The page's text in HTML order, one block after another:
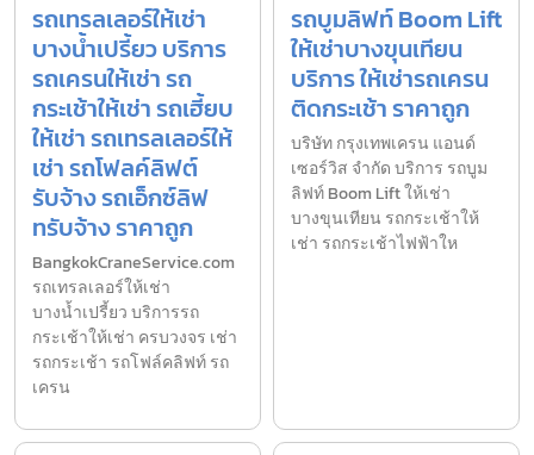
รถเทรลเลอร์ให้เช่า
บางน้ำเปรี้ยว บริการ
รถเครนให้เช่า รถ
กระเช้าให้เช่า รถเฮี้ยบ
ให้เช่า รถเทรลเลอร์ให้
เช่า รถโฟลค์ลิฟต์
รับจ้าง รถเอ็กซ์ลิฟ
ทรับจ้าง ราคาถูก
BangkokCraneService.com
รถเทรลเลอร์ให้เช่า
บางน้ำเปรี้ยว บริการรถ
กระเช้าให้เช่า ครบวงจร เช่า
รถกระเช้า รถโฟล์คลิฟท์ รถ
เครน
รถบูมลิฟท์ Boom Lift
ให้เช่าบางขุนเทียน
บริการ ให้เช่ารถเครน
ติดกระเช้า ราคาถูก
บริษัท กรุงเทพเครน แอนด์
เซอร์วิส จำกัด บริการ รถบูม
ลิฟท์ Boom Lift ให้เช่า
บางขุนเทียน รถกระเช้าให้
เช่า รถกระเช้าไฟฟ้าให